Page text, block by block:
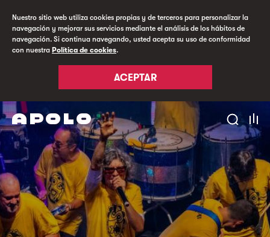
Nuestro sitio web utiliza cookies propias y de terceros para personalizar la
navegación y mejorar sus servicios mediante el análisis de los hábitos de
navegación. Si continua navegando, usted acepta su uso de conformidad
con nuestra Política de cookies.
ACEPTAR